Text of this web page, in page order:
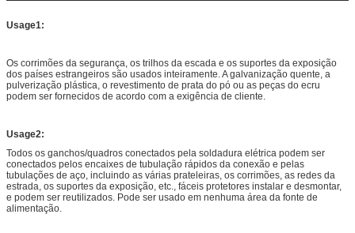
Usage1:
Os corrimões da segurança, os trilhos da escada e os suportes da exposição
dos países estrangeiros são usados inteiramente. A galvanização quente, a
pulverização plástica, o revestimento de prata do pó ou as peças do ecru
podem ser fornecidos de acordo com a exigência de cliente.
Usage2:
Todos os ganchos/quadros conectados pela soldadura elétrica podem ser
conectados pelos encaixes de tubulação rápidos da conexão e pelas
tubulações de aço, incluindo as várias prateleiras, os corrimões, as redes da
estrada, os suportes da exposição, etc., fáceis protetores instalar e desmontar,
e podem ser reutilizados. Pode ser usado em nenhuma área da fonte de
alimentação.